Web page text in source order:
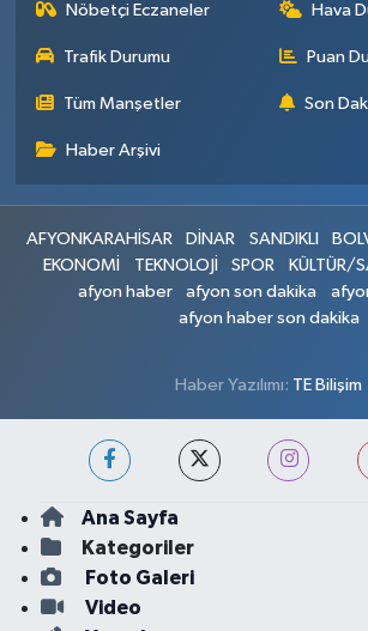
Nöbetçi Eczaneler Hava
Trafik Durumu Puan
Tüm Manşetler Son
Haber Arşivi
AFYONKARAHİSAR DİNAR SANDIKLI
EKONOMİ
TEKNOLOJİ SPOR KÜLTÜR/
afyon haber
afyon son dakika
afyon haber son dakika
Haber Yazılımı: TE Bilişim
Ana Sayfa
Kategoriler
Foto Galeri
Video